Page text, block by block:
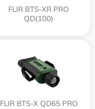
FLIR BTS-XR PRO
QD(100)
FLIR BTS-X QD65 PRO